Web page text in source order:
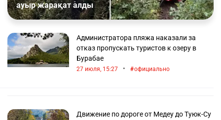
ауыр жарақат алды
Администратора пляжа наказали за
отказ пропускать туристов к озеру в
Бурабае
27 июля, 15:27 • официально
Движение по дороге от Медеу до Туюк-Су